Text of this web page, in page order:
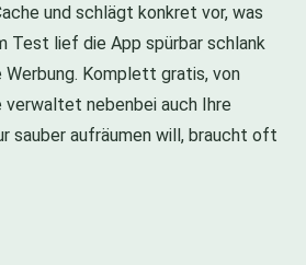
und schlägt konkret vor, was
Test lief die App spürbar schlank
Werbung. Komplett gratis, von
verwaltet nebenbei auch Ihre
sauber aufräumen will, braucht oft